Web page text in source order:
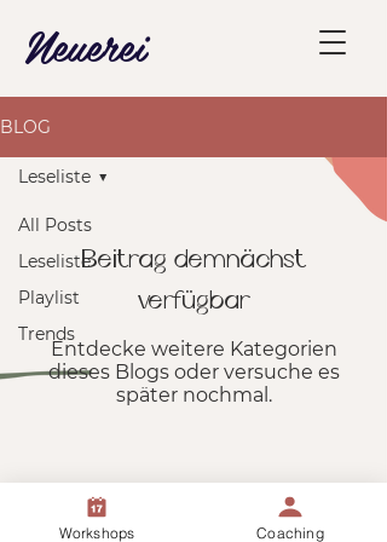
Neuerei
BLOG
All Posts
Leseliste
Playlist
Trends
Leseliste
Beitrag demnächst
verfügbar
Entdecke weitere Kategorien
dieses Blogs oder versuche es
später nochmal.
Neuerei
Workshops Coaching